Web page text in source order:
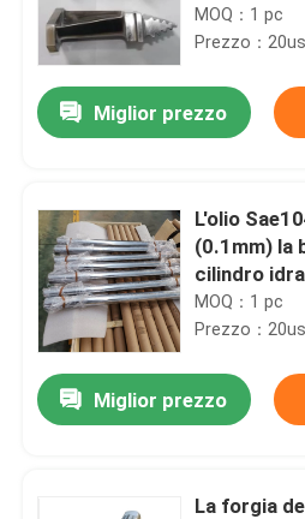
MOQ：1 pc
Prezzo：
Miglior prezzo
L'olio
(0.1mm) la
cilindro
MOQ：1 pc
Prezzo：
Miglior prezzo
La forgia